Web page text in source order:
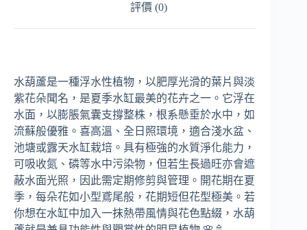
評價 (0)
水葫蘆是一種浮水性植物，以肥厚光滑的葉片與淡
紫花朵聞名，是夏季水缸最美的花卉之一。它浮在
水面，以膨脹氣囊支撐整株，根系懸垂於水中，如
流蘇般優雅。喜高溫、全日照環境，適合淺水盆、
池塘或露天水缸栽培。具有極強的水質淨化能力，
可吸收氮、磷等水中污染物，但若生長過旺亦會遮
蔽水面光照，因此需定期修剪與管理。開花期在夏
季，每朵花如小型鳶尾般，花期短但花型極美。若
你想在水缸中加入一抹熱帶風情與花色點綴，水葫